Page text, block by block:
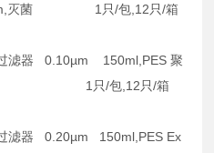
灭菌 1只/包,12只/箱
滤器 0.10µm 150ml,PES 聚
灭菌 1只/包,12只/箱
滤器 0.20µm 150ml,PES Ex